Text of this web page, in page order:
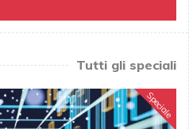
Tutti gli speciali
Speciale